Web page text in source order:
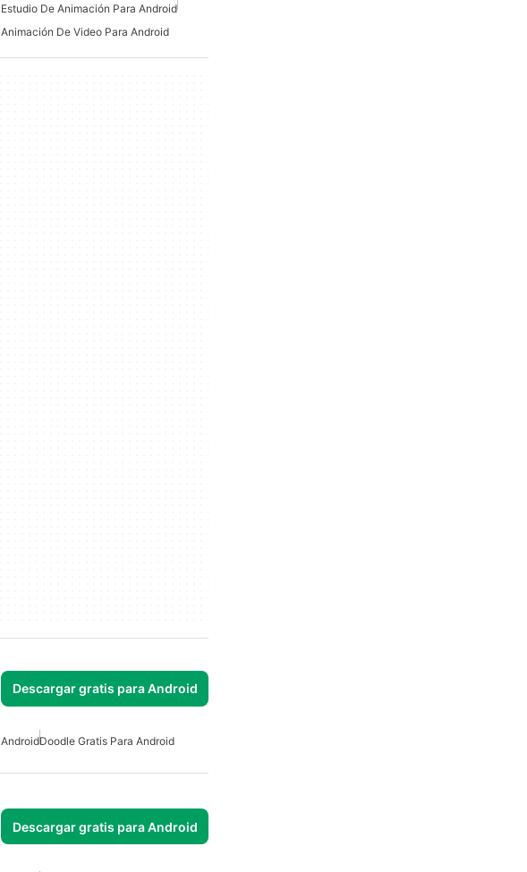
Estudio De Animación Para Android
Animación De Video Para Android
Descargar gratis para Android
AndroidDoodle Gratis Para Android
Descargar gratis para Android